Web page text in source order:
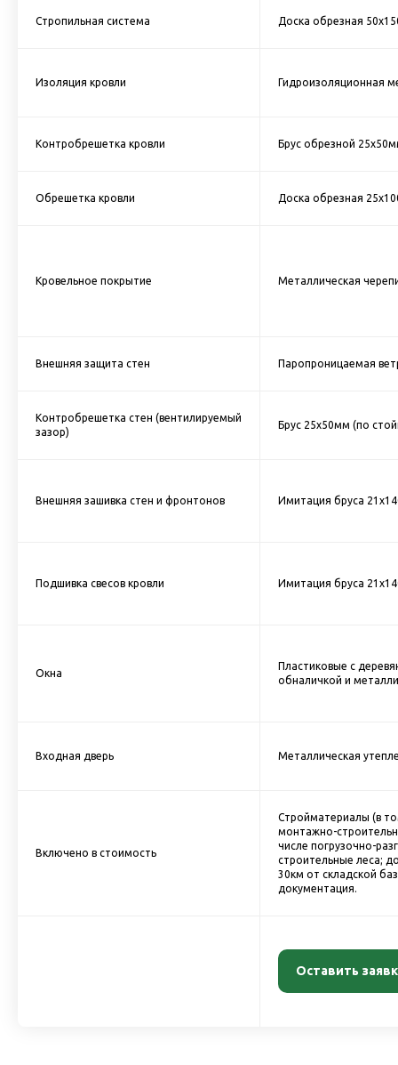
Стропильная система Доска обрезная
Изоляция кровли Гидроизоляционная
Контробрешетка кровли Брус обрезной
Обрешетка кровли Доска обрезная
Кровельное покрытие Металлическая
Внешняя защита стен Паропроницаемая
Контробрешетка стен (вентилируемый
зазор)
Брус 25х50мм (по
Внешняя зашивка стен и фронтонов Имитация бруса
Подшивка свесов кровли Имитация бруса
Окна
Пластиковые с
обналичкой и
Входная дверь Металлическая
Включено в стоимость
Стройматериалы (в
монтажно-
числе погрузочно-
строительные леса;
30км от складской
документация.
Оставить